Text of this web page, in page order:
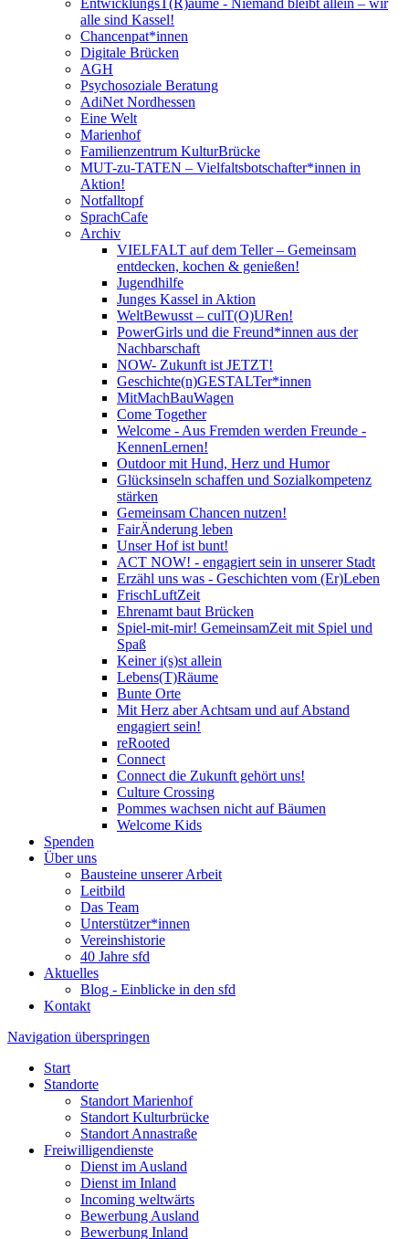
EntwicklungsT(R)äume - Niemand bleibt allein – wir
alle sind Kassel!
Chancenpat*innen
Digitale Brücken
AGH
Psychosoziale Beratung
AdiNet Nordhessen
Eine Welt
Marienhof
Familienzentrum KulturBrücke
MUT-zu-TATEN – Vielfaltsbotschafter*innen in
Aktion!
Notfalltopf
SprachCafe
Archiv
VIELFALT auf dem Teller – Gemeinsam
entdecken, kochen & genießen!
Jugendhilfe
Junges Kassel in Aktion
WeltBewusst – culT(O)URen!
PowerGirls und die Freund*innen aus der
Nachbarschaft
NOW- Zukunft ist JETZT!
Geschichte(n)GESTALTer*innen
MitMachBauWagen
Come Together
Welcome - Aus Fremden werden Freunde -
KennenLernen!
Outdoor mit Hund, Herz und Humor
Glücksinseln schaffen und Sozialkompetenz
stärken
Gemeinsam Chancen nutzen!
FairÄnderung leben
Unser Hof ist bunt!
ACT NOW! - engagiert sein in unserer Stadt
Erzähl uns was - Geschichten vom (Er)Leben
FrischLuftZeit
Ehrenamt baut Brücken
Spiel-mit-mir! GemeinsamZeit mit Spiel und
Spaß
Keiner i(s)st allein
Lebens(T)Räume
Bunte Orte
Mit Herz aber Achtsam und auf Abstand
engagiert sein!
reRooted
Connect
Connect die Zukunft gehört uns!
Culture Crossing
Pommes wachsen nicht auf Bäumen
Welcome Kids
Spenden
Über uns
Bausteine unserer Arbeit
Leitbild
Das Team
Unterstützer*innen
Vereinshistorie
40 Jahre sfd
Aktuelles
Blog - Einblicke in den sfd
Kontakt
Navigation überspringen
Start
Standorte
Standort Marienhof
Standort Kulturbrücke
Standort Annastraße
Freiwilligendienste
Dienst im Ausland
Dienst im Inland
Incoming weltwärts
Bewerbung Ausland
Bewerbung Inland